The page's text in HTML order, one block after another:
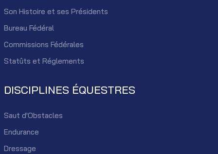
Son Histoire et ses Présidents
Bureau Fédéral
Commissions Fédérales
Statûts et Réglements
DISCIPLINES ÉQUESTRES
Saut d'Obstacles
Endurance
Dressage